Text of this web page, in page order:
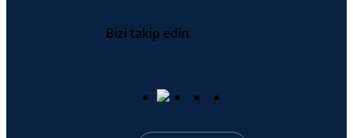
Bizi takip edin